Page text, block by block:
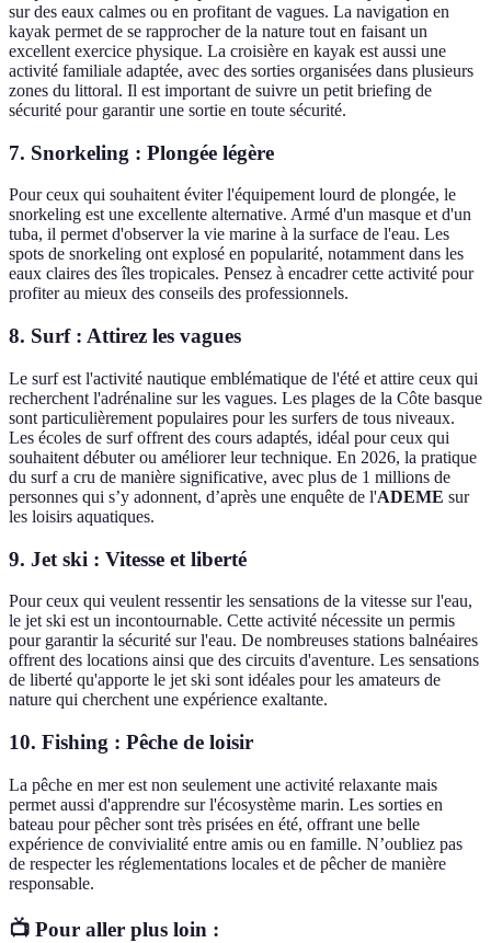
sur des eaux calmes ou en profitant de vagues. La navigation en
kayak permet de se rapprocher de la nature tout en faisant un
excellent exercice physique. La croisière en kayak est aussi une
activité familiale adaptée, avec des sorties organisées dans plusieurs
zones du littoral. Il est important de suivre un petit briefing de
sécurité pour garantir une sortie en toute sécurité.
7. Snorkeling : Plongée légère
Pour ceux qui souhaitent éviter l'équipement lourd de plongée, le
snorkeling est une excellente alternative. Armé d'un masque et d'un
tuba, il permet d'observer la vie marine à la surface de l'eau. Les
spots de snorkeling ont explosé en popularité, notamment dans les
eaux claires des îles tropicales. Pensez à encadrer cette activité pour
profiter au mieux des conseils des professionnels.
8. Surf : Attirez les vagues
Le surf est l'activité nautique emblématique de l'été et attire ceux qui
recherchent l'adrénaline sur les vagues. Les plages de la Côte basque
sont particulièrement populaires pour les surfers de tous niveaux.
Les écoles de surf offrent des cours adaptés, idéal pour ceux qui
souhaitent débuter ou améliorer leur technique. En 2026, la pratique
du surf a cru de manière significative, avec plus de 1 millions de
personnes qui s’y adonnent, d’après une enquête de l'ADEME sur
les loisirs aquatiques.
9. Jet ski : Vitesse et liberté
Pour ceux qui veulent ressentir les sensations de la vitesse sur l'eau,
le jet ski est un incontournable. Cette activité nécessite un permis
pour garantir la sécurité sur l'eau. De nombreuses stations balnéaires
offrent des locations ainsi que des circuits d'aventure. Les sensations
de liberté qu'apporte le jet ski sont idéales pour les amateurs de
nature qui cherchent une expérience exaltante.
10. Fishing : Pêche de loisir
La pêche en mer est non seulement une activité relaxante mais
permet aussi d'apprendre sur l'écosystème marin. Les sorties en
bateau pour pêcher sont très prisées en été, offrant une belle
expérience de convivialité entre amis ou en famille. N’oubliez pas
de respecter les réglementations locales et de pêcher de manière
responsable.
📺 Pour aller plus loin :